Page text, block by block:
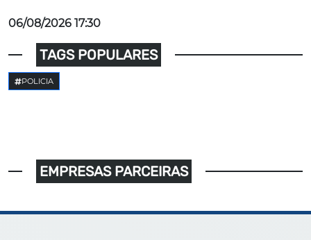
06/08/2026 17:30
TAGS POPULARES
POLICIA
EMPRESAS PARCEIRAS